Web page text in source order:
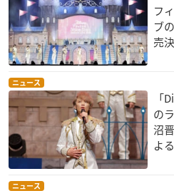
フ
ブ
売
ニュース
「
の
沼
よ
ニュース